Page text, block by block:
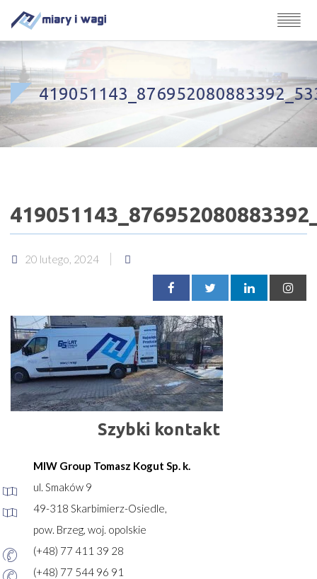
20 lutego, 2024
Szybki kontakt
MIW Group Tomasz Kogut Sp. k.
ul. Smaków 9
49-318 Skarbimierz-Osiedle,
pow. Brzeg, woj. opolskie
(+48) 77 411 39 28
(+48) 77 544 96 91